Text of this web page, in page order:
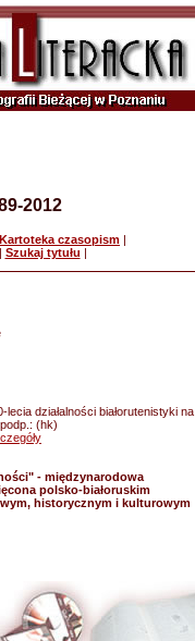
2012
Kartoteka czasopism |
Szukaj tytułu |
działalności białorutenistyki na
(hk)
- międzynarodowa
polsko-białoruskim
historycznym i kulturowym